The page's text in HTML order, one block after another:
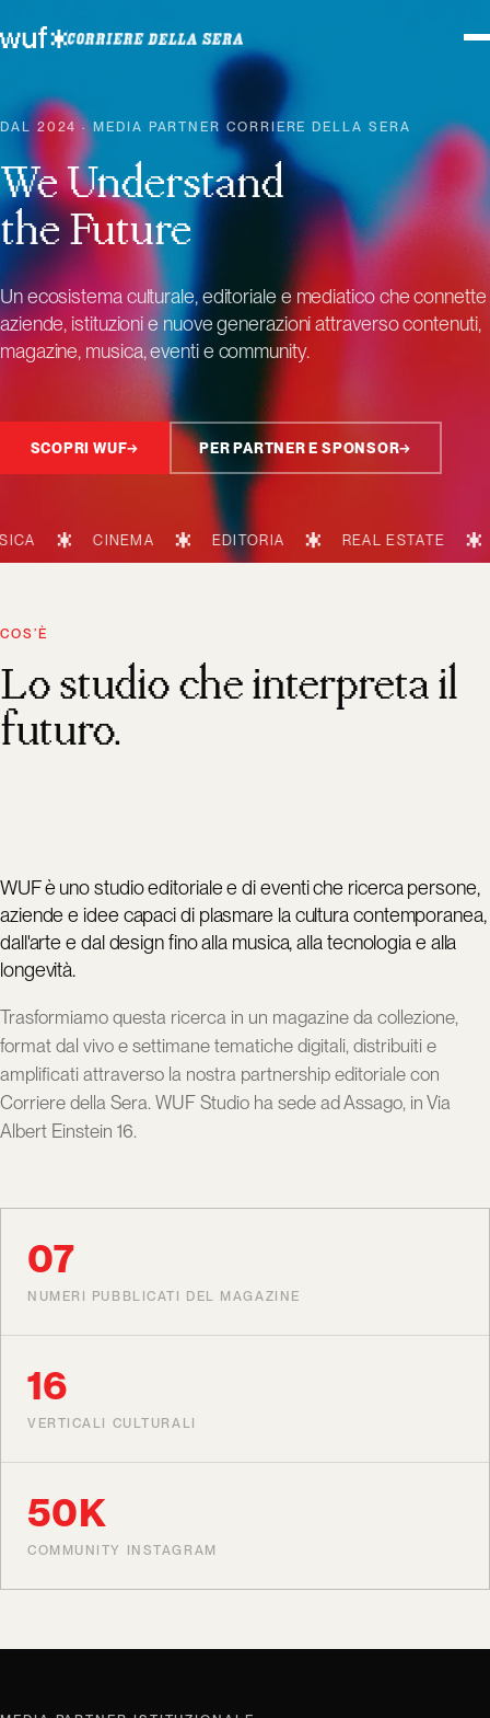
DAL 2024 · MEDIA PARTNER CORRIERE DELLA SERA
We Understand
the Future
Un ecosistema culturale, editoriale e mediatico che connette
aziende, istituzioni e nuove generazioni attraverso contenuti,
magazine, musica, eventi e community.
SCOPRI WUF→ PER PARTNER E SPONSOR→
CINEMA EDITORIA REAL ESTATE
COS’È
Lo studio che interpreta il
futuro.
WUF è uno studio editoriale e di eventi che ricerca persone,
aziende e idee capaci di plasmare la cultura contemporanea,
dall'arte e dal design fino alla musica, alla tecnologia e alla
longevità.
Trasformiamo questa ricerca in un magazine da collezione,
format dal vivo e settimane tematiche digitali, distribuiti e
amplificati attraverso la nostra partnership editoriale con
Corriere della Sera. WUF Studio ha sede ad Assago, in Via
Albert Einstein 16.
07
NUMERI PUBBLICATI DEL MAGAZINE
16
VERTICALI CULTURALI
50K
COMMUNITY INSTAGRAM